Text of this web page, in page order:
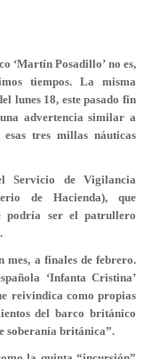
‘Martín Posadillo’ no es,
tiempos. La misma
lunes 18, este pasado fin
advertencia similar a
tres millas náuticas
Servicio de Vigilancia
de Hacienda), que
podría ser el patrullero
mes, a finales de febrero.
‘Infanta Cristina’
reivindica como propias
del barco británico
soberanía británica”.